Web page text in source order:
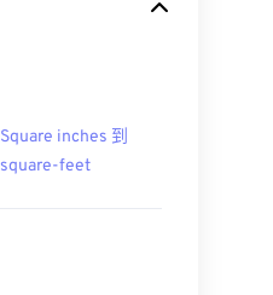
Square inches 到
square-feet